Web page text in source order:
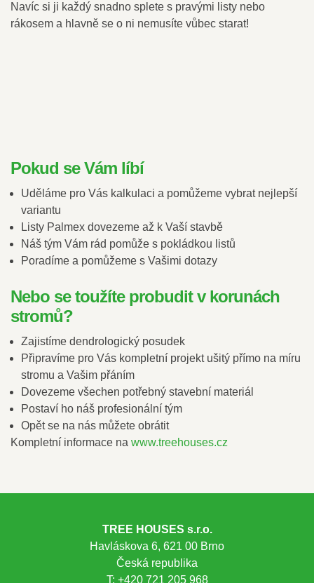
Navíc si ji každý snadno splete s pravými listy nebo
rákosem a hlavně se o ni nemusíte vůbec starat!
Pokud se Vám líbí
Uděláme pro Vás kalkulaci a pomůžeme vybrat nejlepší
variantu
Listy Palmex dovezeme až k Vaší stavbě
Náš tým Vám rád pomůže s pokládkou listů
Poradíme a pomůžeme s Vašimi dotazy
Nebo se toužíte probudit v korunách
stromů?
Zajistíme dendrologický posudek
Připravíme pro Vás kompletní projekt ušitý přímo na míru
stromu a Vašim přáním
Dovezeme všechen potřebný stavební materiál
Postaví ho náš profesionální tým
Opět se na nás můžete obrátit
Kompletní informace na www.treehouses.cz
TREE HOUSES s.r.o.
Havláskova 6, 621 00 Brno
Česká republika
T: +420 721 205 968